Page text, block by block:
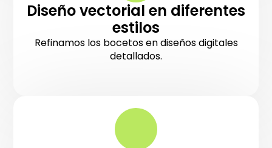
Diseño vectorial en diferentes
estilos
Refinamos los bocetos en diseños digitales
detallados.